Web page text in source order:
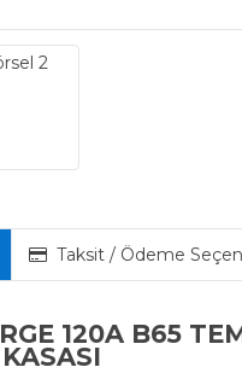
Taksit / Ödeme
120A B65